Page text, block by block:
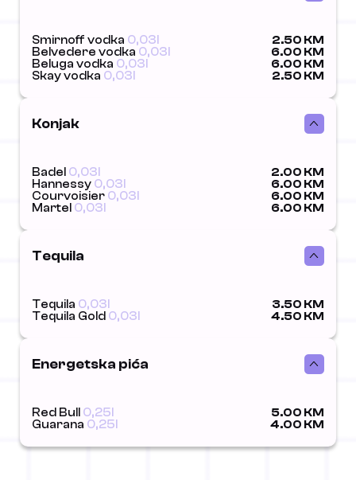
Smirnoff vodka 0,03l
2.50 KM
Belvedere vodka 0,03l
6.00 KM
Beluga vodka 0,03l
6.00 KM
Skay vodka 0,03l 2.50 KM
Konjak
Badel 0,03l
2.00 KM
Hannessy 0,03l
6.00 KM
Courvoisier 0,03l
6.00 KM
Martel 0,03l 6.00 KM
Tequila
Tequila 0,03l
3.50 KM
Tequila Gold 0,03l 4.50 KM
Energetska pića
Red Bull 0,25l
5.00 KM
Guarana 0,25l 4.00 KM